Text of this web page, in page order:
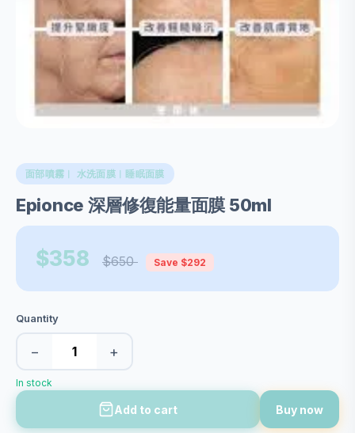
面部噴霧︱ 水洗面膜︱睡眠面膜
Epionce 深層修復能量面膜 50ml
$358 $650 Save $292
Quantity
− +
In stock
Add to cart Buy now